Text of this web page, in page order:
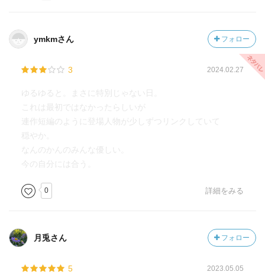
ymkmさん フォロー
3 2024.02.27
ゆるゆると。まさに特別じゃない日。
これは最初ではなかったらしいが
連作短編のように登場人物が少しずつリンクしていて
穏やか。
なんのかんのみんな優しい。
今の自分には合う。
0 詳細をみる
月兎さん フォロー
5 2023.05.05